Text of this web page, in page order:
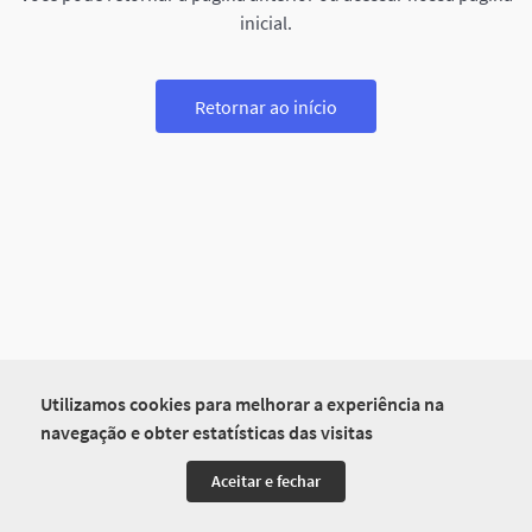
Utilizamos cookies para melhorar a experiência na
navegação e obter estatísticas das visitas
Aceitar e fechar
inicial.
Retornar ao início